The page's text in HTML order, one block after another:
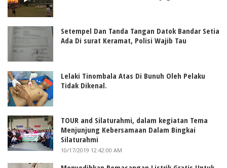
Setempel Dan Tanda Tangan Datok Bandar Setia
Ada Di surat Keramat, Polisi Wajib Tau
Lelaki Tinombala Atas Di Bunuh Oleh Pelaku
Tidak Dikenal.
TOUR and Silaturahmi, dalam kegiatan Tema
Menjunjung Kebersamaan Dalam Bingkai
Silaturahmi
10/17/2019 12:42:00 AM